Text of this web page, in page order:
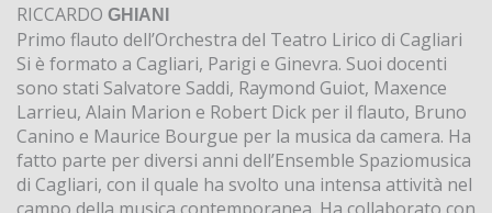
RICCARDO GHIANI
Primo flauto dell’Orchestra del Teatro Lirico di Cagliari
Si è formato a Cagliari, Parigi e Ginevra. Suoi docenti
sono stati Salvatore Saddi, Raymond Guiot, Maxence
Larrieu, Alain Marion e Robert Dick per il flauto, Bruno
Canino e Maurice Bourgue per la musica da camera. Ha
fatto parte per diversi anni dell’Ensemble Spaziomusica
di Cagliari, con il quale ha svolto una intensa attività nel